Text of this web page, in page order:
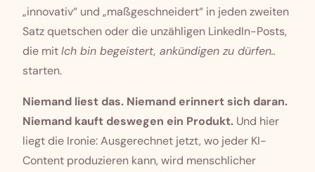
„innovativ“ und „maßgeschneidert“ in jeden zweiten
Satz quetschen oder die unzähligen LinkedIn-Posts,
die mitIch bin begeistert, ankündigen zu dürfen..
starten.
Niemand liest das. Niemand erinnert sich daran.
Niemand kauft deswegen ein Produkt. Und hier
liegt die Ironie: Ausgerechnet jetzt, wo jeder KI-
Content produzieren kann, wird menschlicher